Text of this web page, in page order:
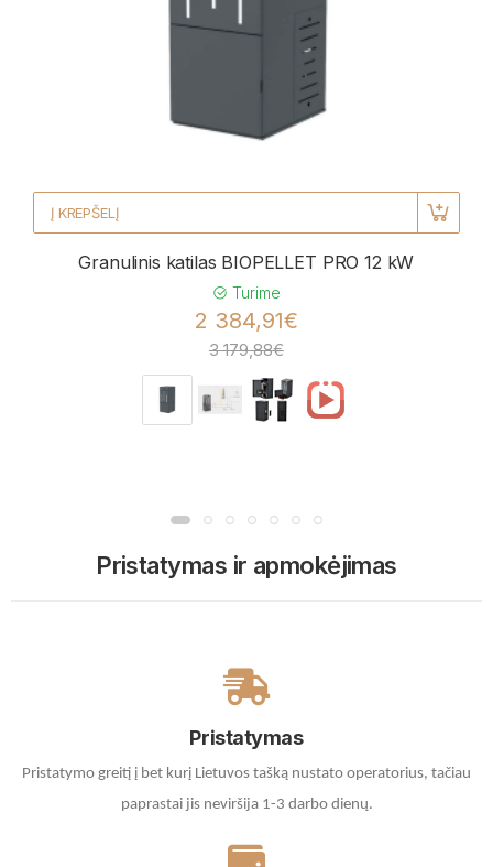
Į KREPŠELĮ
Granulinis katilas BIOPELLET PRO 12 kW
Turime
2 384,91€
3 179,88€
Pristatymas ir apmokėjimas
Pristatymas
Pristatymo greitį į bet kurį Lietuvos tašką nustato operatorius, tačiau
paprastai jis neviršija 1-3 darbo dienų.